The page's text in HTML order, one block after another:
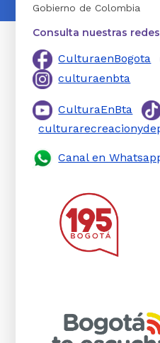
Gobierno de Colombia
Consulta nuestras
CulturaenBogota
culturaenbta
CulturaEnBta
Canal en